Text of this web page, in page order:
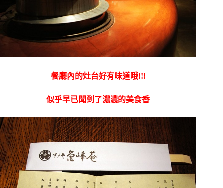
餐廳內的灶台好有味道哦!!!
似乎早已聞到了濃濃的美食香